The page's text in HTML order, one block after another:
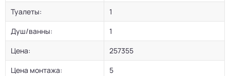
Туалеты:
1
Душ/ванны:
1
Цена:
257355
Цена монтажа:
5